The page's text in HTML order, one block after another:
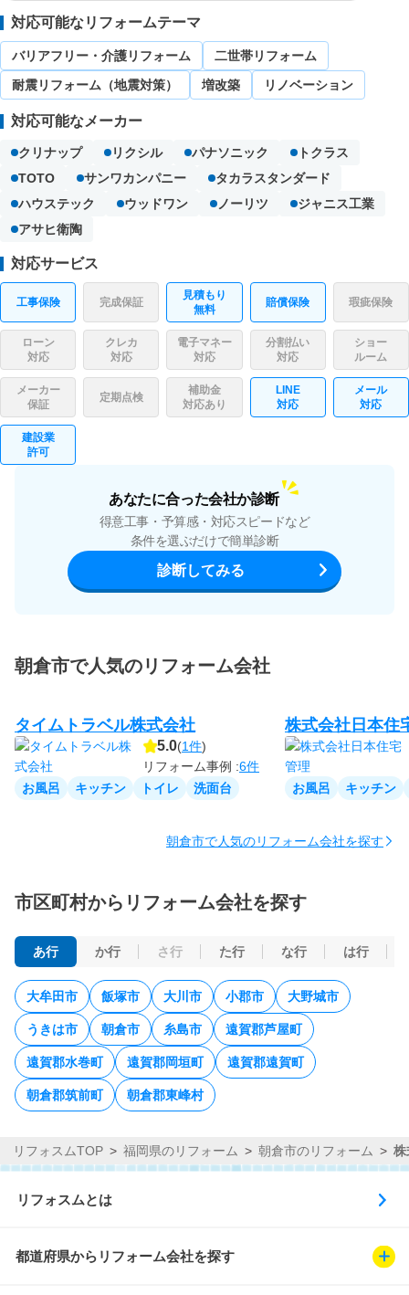
対応可能なリフォームテーマ
バリアフリー・介護リフォーム
二世帯リフォーム
耐震リフォーム（地震対策）
増改築 リノベーション
対応可能なメーカー
クリナップ リクシル パナソニック
トクラス
TOTO
サンワカンパニー
タカラスタンダード
ハウステック
ウッドワン ノーリツ
ジャニス工業
アサヒ衛陶
対応サービス
工事保険 完成保証
見積もり
無料
賠償保険 瑕疵保険
ローン
対応
クレカ
対応
電子マネー
対応
分割払い
対応
ショー
ルーム
メーカー
保証
定期点検
補助金
対応あり
LINE
対応
メール
対応
建設業
許可
あなたに合った会社か診断
得意工事・予算感・対応スピードなど
条件を選ぶだけで簡単診断
診断してみる
朝倉市で人気のリフォーム会社
タイムトラベル株式会社
5.0(1件)
リフォーム事例 :6件
お風呂
キッチン トイレ 洗面台
株式会社日本住
お風呂 キッチン
朝倉市で人気のリフォーム会社を探す
市区町村からリフォーム会社を探す
あ行 か行 さ行 た行 な行 は行
大牟田市 飯塚市 大川市 小郡市 大野城市
うきは市 朝倉市 糸島市 遠賀郡芦屋町
遠賀郡水巻町 遠賀郡岡垣町 遠賀郡遠賀町
朝倉郡筑前町 朝倉郡東峰村
リフォスムTOP 福岡県のリフォーム 朝倉市のリフォーム 株
リフォスムとは
都道府県からリフォーム会社を探す